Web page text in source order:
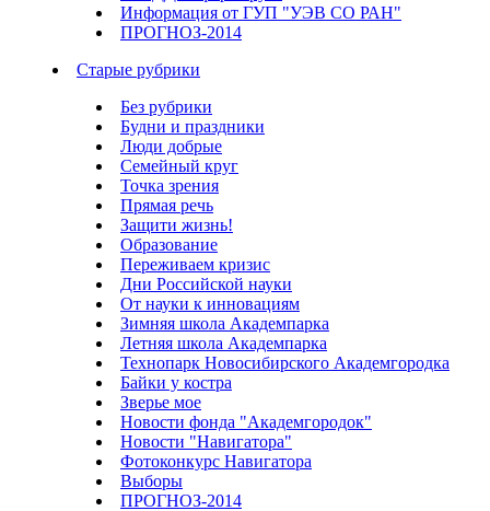
Информация от ГУП "УЭВ СО РАН"
ПРОГНОЗ-2014
Старые рубрики
Без рубрики
Будни и праздники
Люди добрые
Семейный круг
Точка зрения
Прямая речь
Защити жизнь!
Образование
Переживаем кризис
Дни Российской науки
От науки к инновациям
Зимняя школа Академпарка
Летняя школа Академпарка
Технопарк Новосибирского Академгородка
Байки у костра
Зверье мое
Новости фонда "Академгородок"
Новости "Навигатора"
Фотоконкурс Навигатора
Выборы
ПРОГНОЗ-2014